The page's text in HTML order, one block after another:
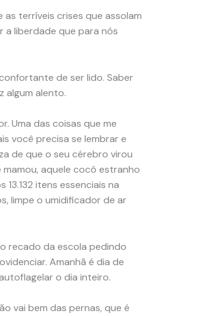
terríveis crises que assolam
a liberdade que para nós
de ser lido. Saber
algum alento.
Uma das coisas que me
você precisa se lembrar e
de que o seu cérebro virou
aquele cocô estranho
itens essenciais na
limpe o umidificador de ar
recado da escola pedindo
Amanhã é dia de
o dia inteiro.
vai bem das pernas, que é